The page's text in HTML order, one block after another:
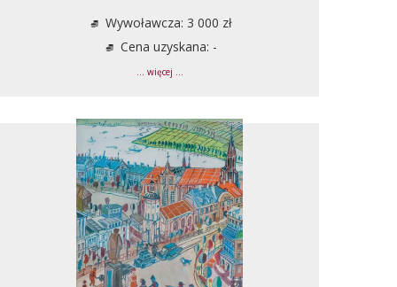
Wywoławcza: 3 000 zł
Cena uzyskana: -
... więcej ...